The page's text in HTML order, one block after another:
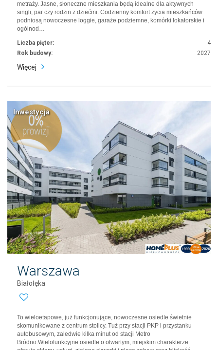
metraży. Jasne, słoneczne mieszkania będą idealne dla aktywnych
singli, par czy rodzin z dziećmi. Codzienny komfort życia mieszkańców
podniosą nowoczesne loggie, garaże podziemne, komórki lokatorskie i
ogólnod…
Liczba pięter:
4
Rok budowy:
2027
Więcej
Inwestycja
Warszawa
Białołęka
To wieloetapowe, już funkcjonujące, nowoczesne osiedle świetnie
skomunikowane z centrum stolicy. Tuż przy stacji PKP i przystanku
autobusowym, zaledwie kilka minut od stacji Metro
Bródno.Wielofunkcyjne osiedle o otwartym, miejskim charakterze